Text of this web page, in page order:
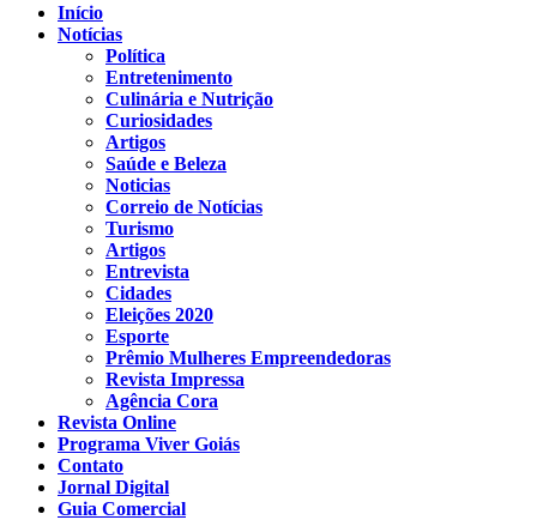
Início
Notícias
Política
Entretenimento
Culinária e Nutrição
Curiosidades
Artigos
Saúde e Beleza
Noticias
Correio de Notícias
Turismo
Artigos
Entrevista
Cidades
Eleições 2020
Esporte
Prêmio Mulheres Empreendedoras
Revista Impressa
Agência Cora
Revista Online
Programa Viver Goiás
Contato
Jornal Digital
Guia Comercial